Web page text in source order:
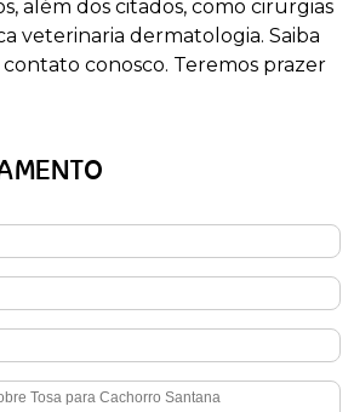
além dos citados, como cirurgias
veterinaria dermatologia. Saiba
conosco. Teremos prazer